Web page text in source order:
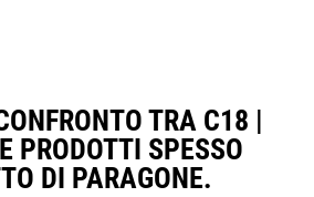
TRA C18 |
PRODOTTI SPESSO
DI PARAGONE.